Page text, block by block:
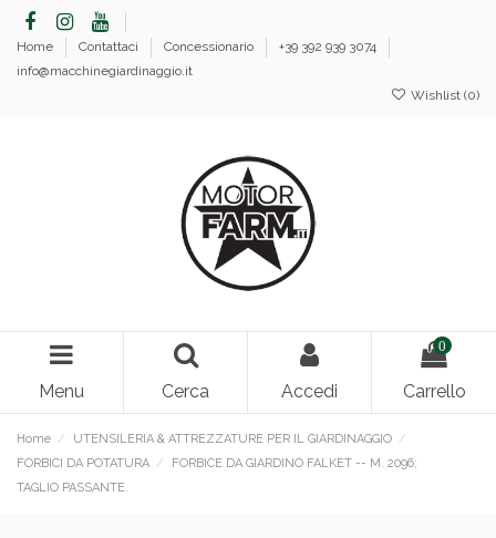
Home Contattaci Concessionario
+39 392 939 3074
info@macchinegiardinaggio.it
Wishlist (0)
Menu Cerca Accedi
0
Carrello
Home
UTENSILERIA & ATTREZZATURE PER IL GIARDINAGGIO
FORBICI DA POTATURA
FORBICE DA GIARDINO FALKET -- M. 2096;
TAGLIO PASSANTE.